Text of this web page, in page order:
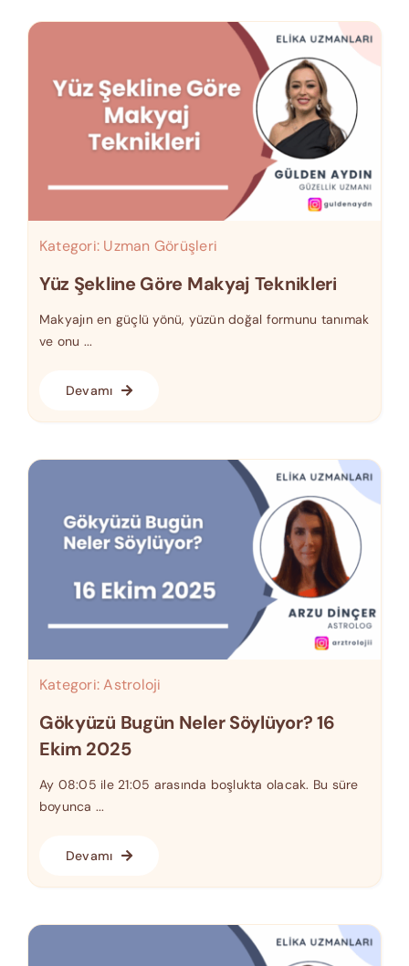
Kategori: Uzman Görüşleri
Yüz Şekline Göre Makyaj Teknikleri
Makyajın en güçlü yönü, yüzün doğal formunu tanımak
ve onu ...
Devamı
Kategori:Astroloji
Gökyüzü Bugün Neler Söylüyor? 16
Ekim 2025
Ay 08:05 ile 21:05 arasında boşlukta olacak. Bu süre
boyunca ...
Devamı